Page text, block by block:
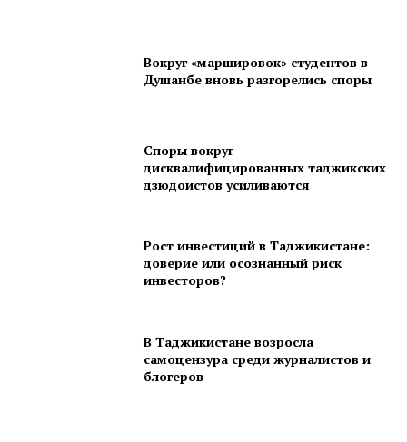
Вокруг «маршировок» студентов в
Душанбе вновь разгорелись споры
Споры вокруг
дисквалифицированных таджикских
дзюдоистов усиливаются
Рост инвестиций в Таджикистане:
доверие или осознанный риск
инвесторов?
В Таджикистане возросла
самоцензура среди журналистов и
блогеров